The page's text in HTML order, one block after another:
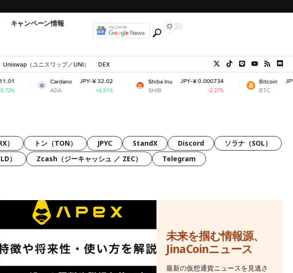
キャンペーン情報
Uniswap（ユニスワップ／UNI） DEX
Cardano
ADA
JPY-¥ 32.02
+6.51%
Shiba Inu
SHIB
JPY-¥ 0.000734
Bitcoin
BTC
JPY-¥
） トン（TON） JPYC StandX Discord
ソラナ（SOL）
） Zcash（ジーキャッシュ ／ ZEC）
Telegram
未来を掴む情報源、
JinaCoinニュース
最新の仮想通貨ニュースを見逃さ